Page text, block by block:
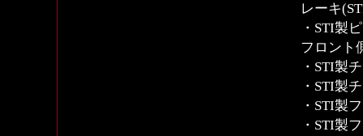
レーキ
・STI製
フロント
・STI製
・STI製
・STI製
・STI製